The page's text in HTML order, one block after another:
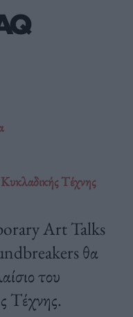
Κυκλαδικής Τέχνης
Art Talks
θα
του
Τέχνης.